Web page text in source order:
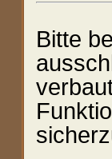
Bitte